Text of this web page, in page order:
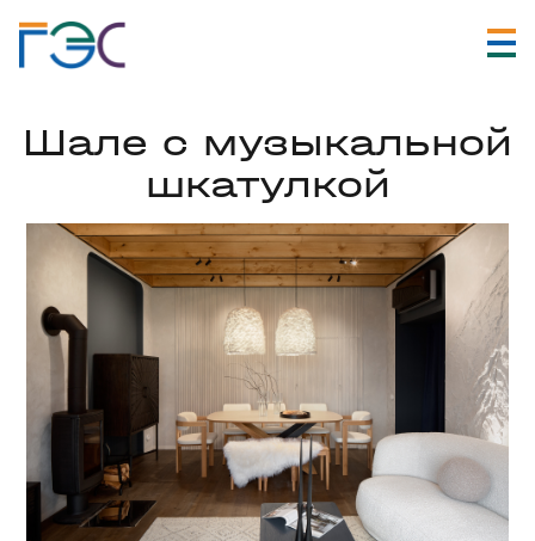
Шале с музыкальной
шкатулкой